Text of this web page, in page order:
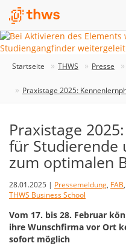
Startseite THWS Presse
Praxistage 2025:
Praxistage
für Studierende
zum optimalen
28.01.2025 | Pressemeldung, FAB,
THWS Business School
Vom 17. bis 28. Februar
ihre Wunschfirma vor Ort
sofort möglich